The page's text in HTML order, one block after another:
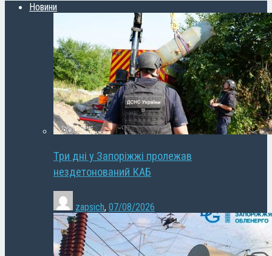
Новини
Три дні у Запоріжжі пролежав
нездетонований КАБ
zapsich, 07/08/2026